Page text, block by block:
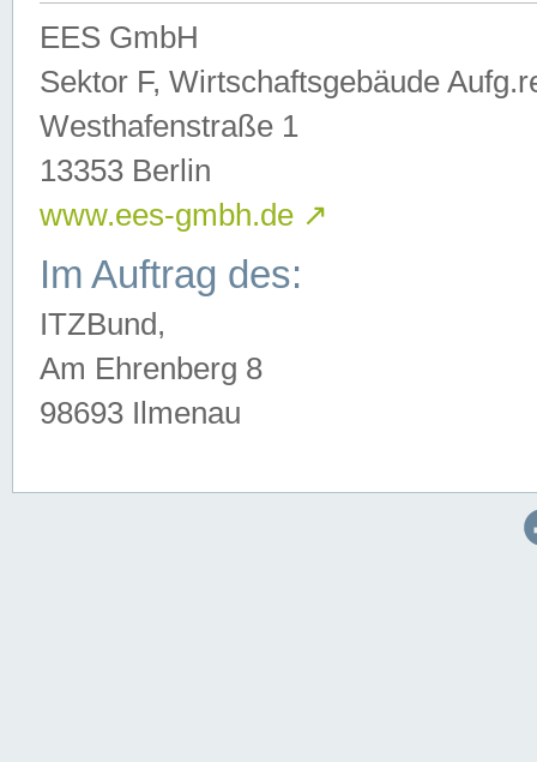
EES GmbH
Sektor F, Wirtschaftsgebäude
Westhafenstraße 1
13353 Berlin
www.ees-gmbh.de ↗
Im Auftrag des:
ITZBund,
Am Ehrenberg 8
98693 Ilmenau